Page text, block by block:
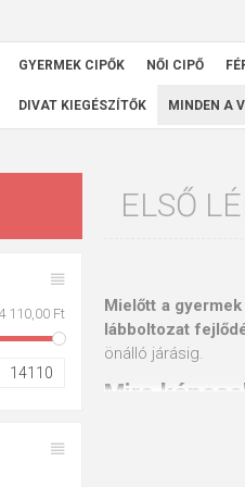
GYERMEK CIPŐK NŐI CIPŐ
DIVAT KIEGÉSZÍTŐK MINDEN A
ELSŐ
Mielőtt a
lábboltozat
önálló járásig.
Mire
110,00 Ft
14110